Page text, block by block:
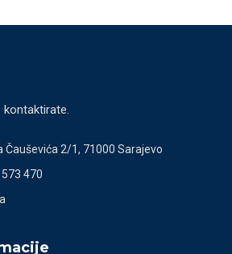
kontaktirate.
Čauševića 2/1, 71000 Sarajevo
470